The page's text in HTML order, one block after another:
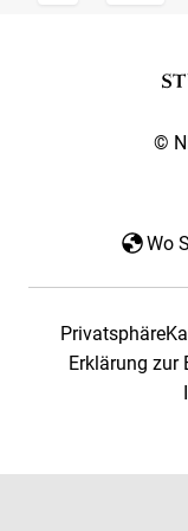
©
Wo
Privatsphäre
Erklärung zur